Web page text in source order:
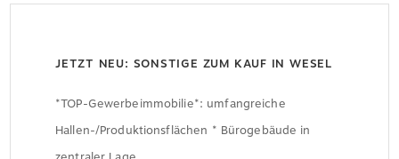
JETZT NEU: SONSTIGE ZUM KAUF IN WESEL
*TOP-Gewerbeimmobilie*: umfangreiche
Hallen-/Produktionsflächen * Bürogebäude in